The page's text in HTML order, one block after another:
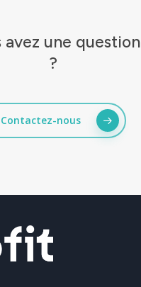
avez une question
?
Contactez-nous